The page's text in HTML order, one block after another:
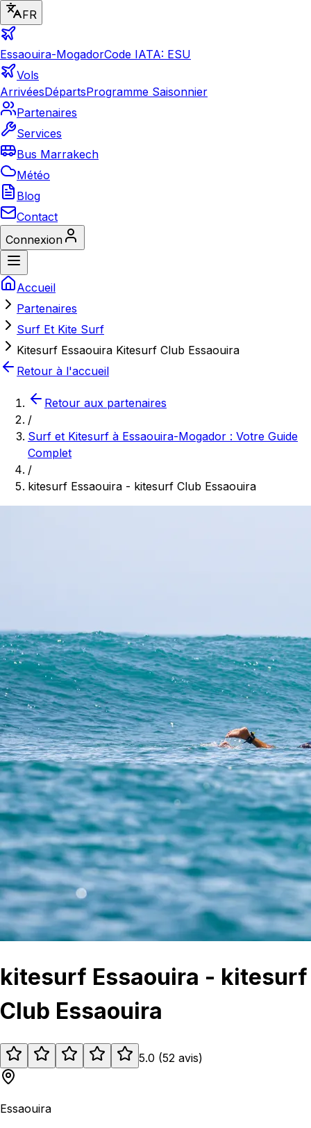
FR
Essaouira-MogadorCode IATA: ESU
Vols
ArrivéesDépartsProgramme Saisonnier
Partenaires
Services
Bus Marrakech
Météo
Blog
Contact
Connexion
Accueil
Partenaires
Surf Et Kite Surf
Kitesurf Essaouira Kitesurf Club Essaouira
Retour à l'accueil
Retour aux partenaires
/
Surf et Kitesurf à Essaouira-Mogador : Votre Guide
Complet
/
kitesurf Essaouira - kitesurf Club Essaouira
kitesurf Essaouira - kitesurf
Club Essaouira
5.0 (52 avis)
Essaouira